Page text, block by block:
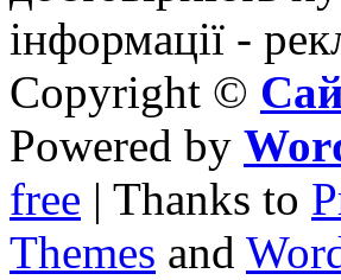
інформації -
Copyright ©
Powered by
free | Thanks to
Themes and